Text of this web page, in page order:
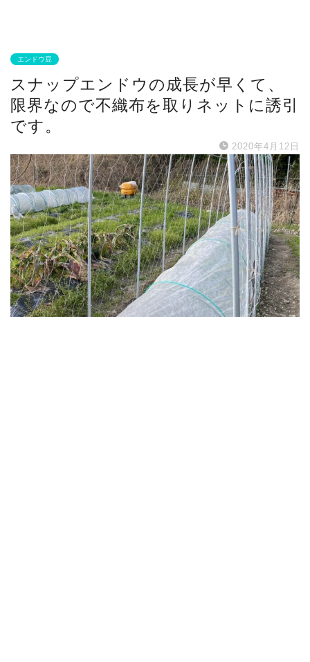
エンドウ豆
スナップエンドウの成長が早くて、
限界なので不織布を取りネットに誘引
です。
2020年4月12日